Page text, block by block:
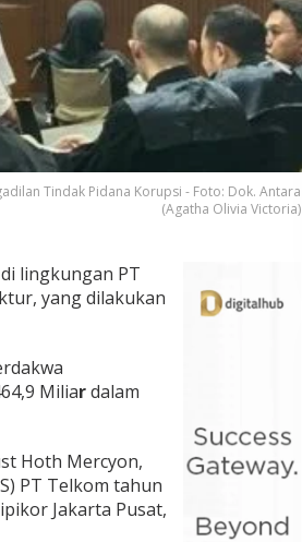
Tindak Pidana Korupsi - Foto: Dok. Antara
(Agatha Olivia Victoria)
lingkungan PT
yang dilakukan
Miliardalam
Hoth Mercyon,
PT Telkom tahun
Jakarta Pusat,